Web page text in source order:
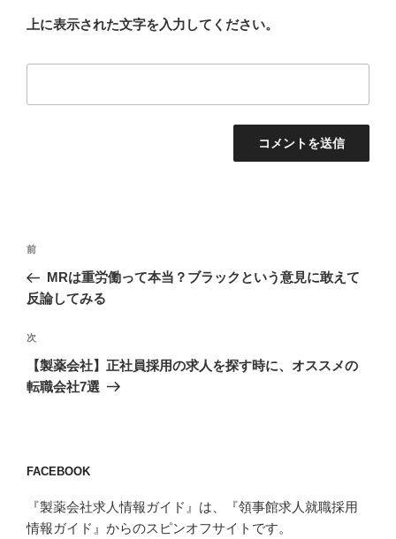
上に表示された文字を入力してください。
投
ナ
ゲ
ー
シ
前
の
投
前
MRは重労働って本当？ブラックという意見に敢えて
反論してみる
次
の
投
次
【製薬会社】正社員採用の求人を探す時に、オススメの
転職会社7選
FACEBOOK
『製薬会社求人情報ガイド』は、『領事館求人就職採用
情報ガイド』からのスピンオフサイトです。